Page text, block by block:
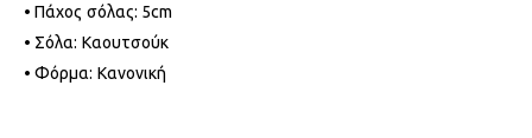
• Πάχος σόλας: 5cm
• Σόλα: Καουτσούκ
• Φόρμα: Κανονική